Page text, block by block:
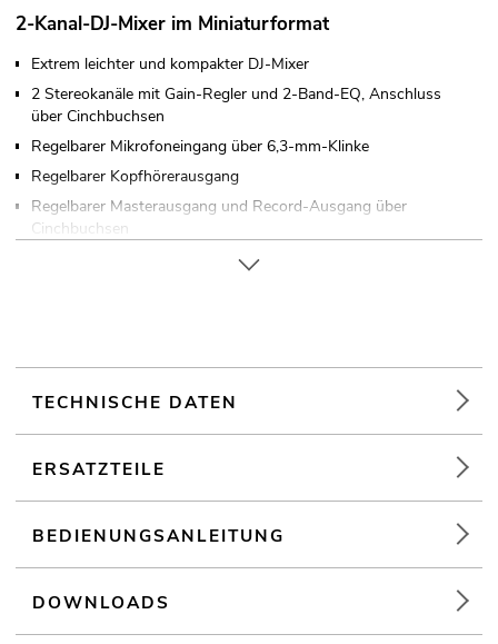
2-Kanal-DJ-Mixer im Miniaturformat
Extrem leichter und kompakter DJ-Mixer
2 Stereokanäle mit Gain-Regler und 2-Band-EQ, Anschluss
über Cinchbuchsen
Regelbarer Mikrofoneingang über 6,3-mm-Klinke
Regelbarer Kopfhörerausgang
Regelbarer Masterausgang und Record-Ausgang über
Cinchbuchsen
DJs / Alleinunterhalter; mobilen Einsatz
TECHNISCHE DATEN
ERSATZTEILE
BEDIENUNGSANLEITUNG
DOWNLOADS